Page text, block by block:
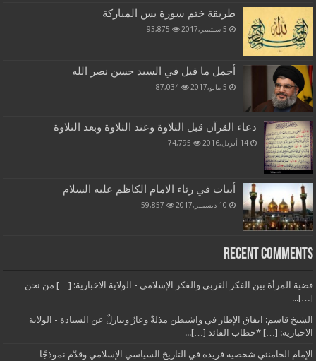
طريقة ختم سورة يس المباركة
5 سبتمبر,2017 93,875
أجمل ما قيل في السيد حسن نصر الله
5 مايو,2017 87,034
دعاء القرآن قبل التلاوة وعند التلاوة وبعد التلاوة
14 أبريل,2016 74,795
أبيات في رثاء الامام الكاظم عليه السلام
10 ديسمبر,2017 59,857
Recent Comments
قضية المرأة بين الفكر الغربي والفكر الإسلامي - الولاية الاخبارية: […] من نحن
[…]...
الشيخ قاسم: اتفاق الإطار في واشنطن مذلةٌ وعارٌ وتنازلٌ عن السيادة - الولاية
الاخبارية: […] *خطاب القائد […]...
الإمام الخامنئي شخصية فريدة في التاريخ السياسي الإسلامي وقدّم نموذجًا